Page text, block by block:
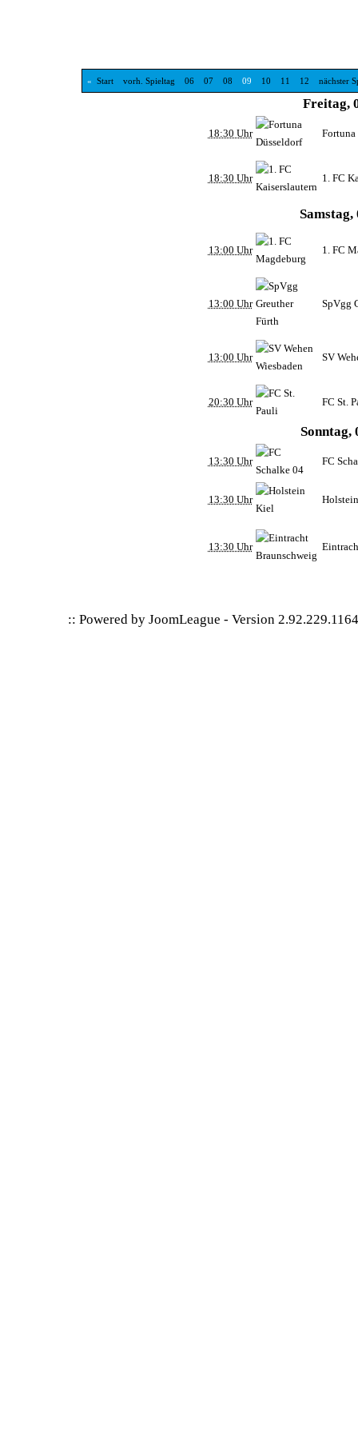
« Start vorh. Spieltag 06 07 08 09 10 11 12 nächster
Freitag,
18:30 Uhr Fortuna
18:30 Uhr 1. FC
Samstag,
13:00 Uhr 1. FC
13:00 Uhr SpVgg
13:00 Uhr SV
20:30 Uhr FC St.
Sonntag,
13:30 Uhr FC
13:30 Uhr
13:30 Uhr
:: Powered byJoomLeague -Version